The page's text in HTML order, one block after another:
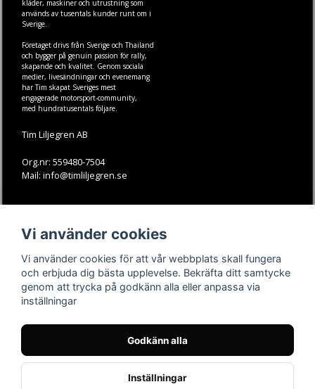
kläder, maskineroch utrustning som
används av tusentals kunder runt om i
Sverige.
Företaget drivs från Sverige och Thailand
och bygger på genuin passion för rally,
skapande och kvalitet. Genom sociala
medier, livesändningar och evenemang
har Tim skapat Sveriges mest
engagerade motorsport-community,
med hundratusentals följare.
Tim Liljegren AB
Org.nr: 559480-7504
Mail: info@timliljegren.se
Köpvillkor
Kontakt
Youtube-videos
Instagram
Youtube
TikTok
Vi använder cookies
Vi använder cookies för att vår webbplats skall fungera
och erbjuda dig bästa upplevelse. Bekräfta ditt samtycke
genom att trycka på godkänn alla eller anpassa via
inställningar
Godkänn alla
Inställningar